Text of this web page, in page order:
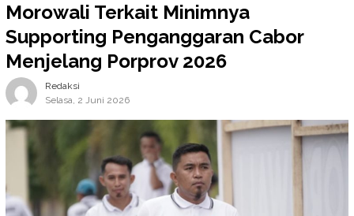
Morowali Terkait Minimnya
Supporting Penganggaran Cabor
Menjelang Porprov 2026
Redaksi
Selasa, 2 Juni 2026